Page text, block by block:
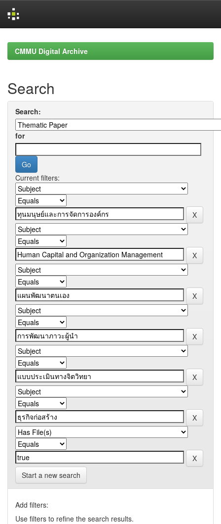
navigationCMMU Digital Archive
Search
Search:
for
Current filters:
Start a new search
Add filters:
Use filters to refine the search results.